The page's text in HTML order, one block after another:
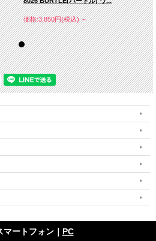
価格:3,850円(税込)～
ートフォン｜ PC